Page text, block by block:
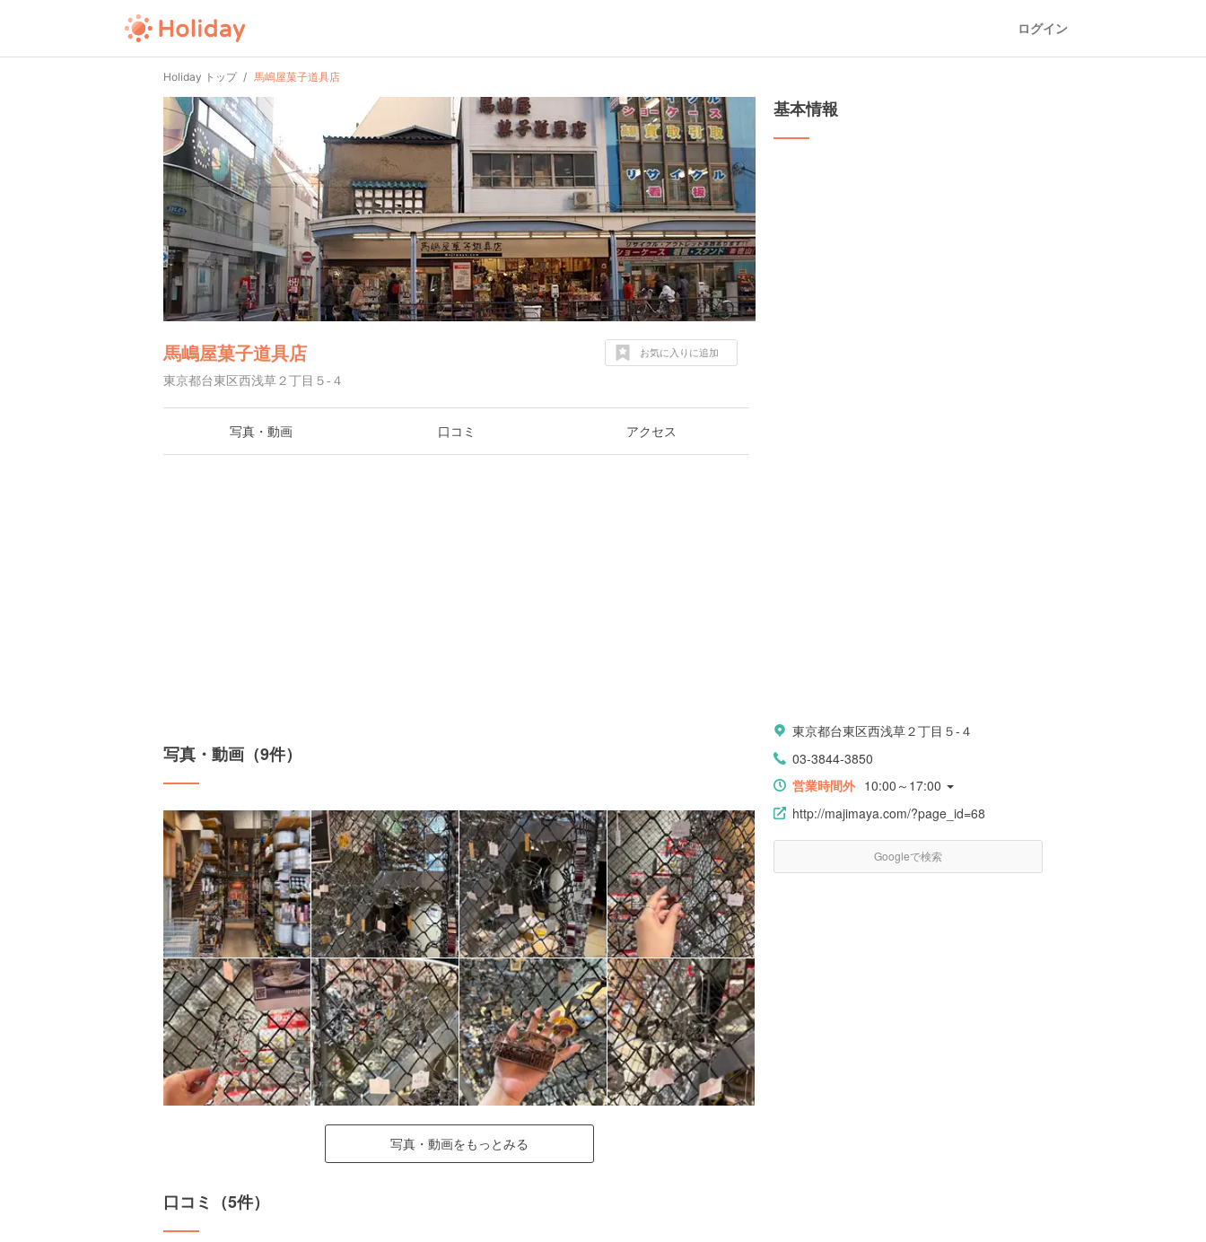
ログイン
Holiday トップ 馬嶋屋菓子道具店
馬嶋屋菓子道具店
東京都台東区西浅草２丁目５-４
お気に入りに追加
写真・動画 口コミ アクセス
写真・動画（9件）
写真・動画をもっとみる
口コミ（5件）
基本情報
東京都台東区西浅草２丁目５-４
03-3844-3850
営業時間外 10:00～17:00
http://majimaya.com/?page_id=68
Googleで検索